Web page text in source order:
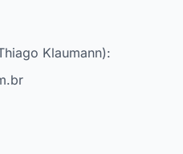
Klaumann):